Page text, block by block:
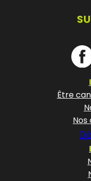
Être
Nos